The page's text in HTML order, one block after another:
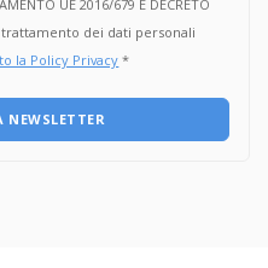
volta, hanno scelto di
UE 2016/679 E DECRETO
trattamento dei dati personali
la Policy Privacy *
NEWSLETTER